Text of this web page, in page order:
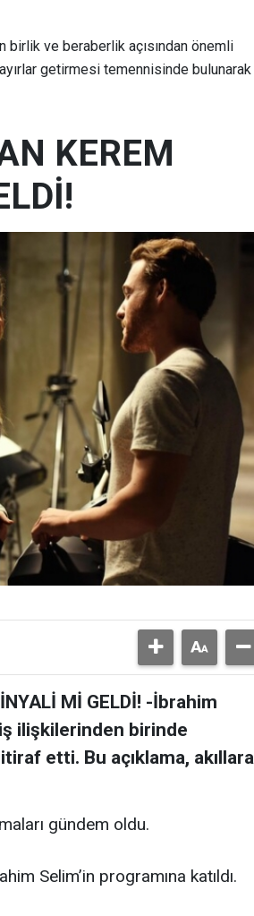
birlik ve beraberlik açısından önemli
getirmesi temennisinde bulunarak
KEREM
Mİ GELDİ! -İbrahim
ilişkilerinden birinde
etti. Bu açıklama, akıllara
gündem oldu.
Selim’in programına katıldı.